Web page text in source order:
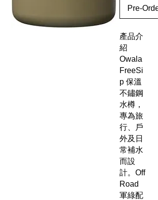
Pre-Order
產品介
紹
Owala
FreeSi
p 保溫
不鏽鋼
水樽，
專為旅
行、戶
外及日
常補水
而設
計。Off
Road
軍綠配